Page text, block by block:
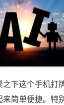
之下这个手机打
来简单便捷。特